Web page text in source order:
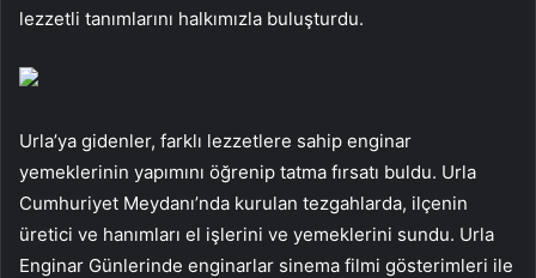
lezzetli tanımlarını halkımızla buluşturdu.
Urla’ya gidenler, farklı lezzetlere sahip enginar
yemeklerinin yapımını öğrenip tatma fırsatı buldu. Urla
Cumhuriyet Meydanı’nda kurulan tezgahlarda, ilçenin
üretici ve hanımları el işlerini ve yemeklerini sundu. Urla
Enginar Günlerinde enginarlar sinema filmi gösterimleri ile